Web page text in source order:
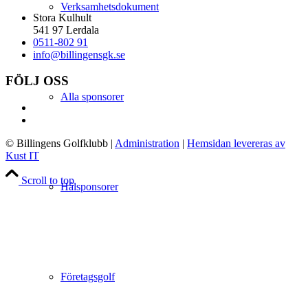
Verksamhetsdokument
Alla sponsorer
Hålsponsorer
Företagsgolf
Stora Kulhult
541 97 Lerdala
0511-802 91
info@billingensgk.se
FÖLJ OSS
© Billingens Golfklubb | Administration | Hemsidan levereras av
Kust IT
Scroll to top